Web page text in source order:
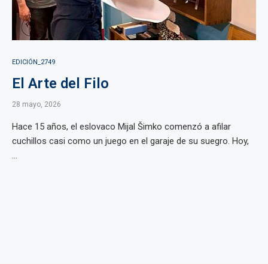
EDICIÓN_2749
El Arte del Filo
28 mayo, 2026
Hace 15 años, el eslovaco Mijal Šimko comenzó a afilar
cuchillos casi como un juego en el garaje de su suegro. Hoy,
...